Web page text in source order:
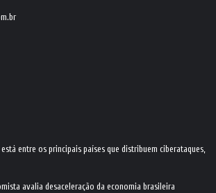
entre os principais países que distribuem ciberataques,
avalia desaceleração da economia brasileira